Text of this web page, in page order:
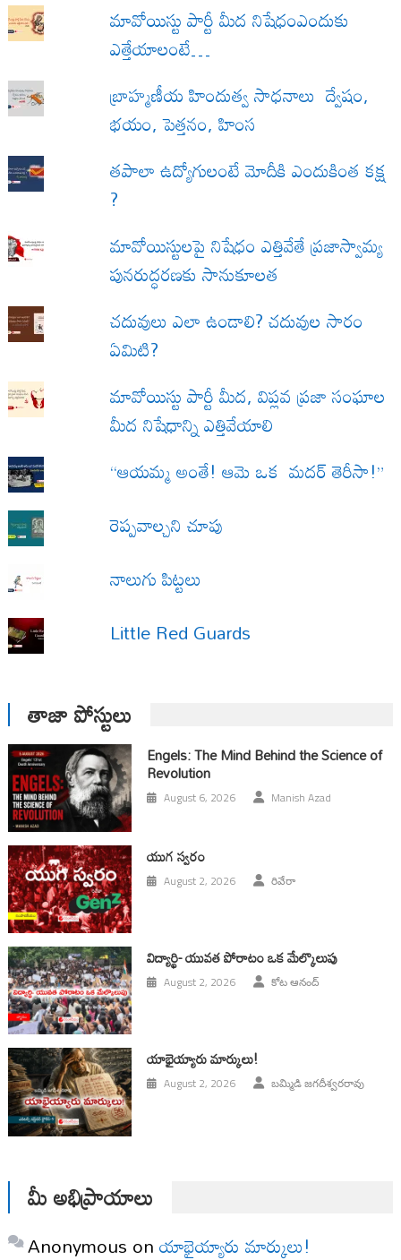
మావోయిస్టు పార్టీ మీద నిషేధంఎందుకు
ఎత్తేయాలంటే…
బ్రాహ్మణీయ హిందుత్వ సాధనాలు ద్వేషం,
భయం, పెత్తనం, హింస
త‌పాలా ఉద్యోగులంటే మోదీకి ఎందుకింత కక్ష
?
మావోయిస్టులపై నిషేధం ఎత్తివేతే ప్రజాస్వామ్య
పునరుద్ధరణకు సానుకూలత
చదువులు ఎలా ఉండాలి? చదువుల సారం
ఏమిటి?
మావోయిస్టు పార్టీ మీద, విప్లవ ప్రజా సంఘాల
మీద నిషేధాన్ని ఎత్తివేయాలి
“ఆయమ్మ అంతే! ఆమె ఒక మదర్ తెరీసా!”
రెప్పవాల్చని చూపు
నాలుగు పిట్టలు
Little Red Guards
తాజా పోస్టులు
Engels: The Mind Behind the Science of
Revolution
August 6, 2026 Manish Azad
యుగ స్వ‌రం
August 2, 2026 రివేరా
విద్యార్థి- యువత పోరాటం ఒక మేల్కొలుపు
August 2, 2026 కోట ఆనంద్
యాభైయ్యారు మార్కులు!
August 2, 2026 బమ్మిడి జగదీశ్వరరావు
మీ అభిప్రాయాలు
Anonymous onయాభైయ్యారు మార్కులు!